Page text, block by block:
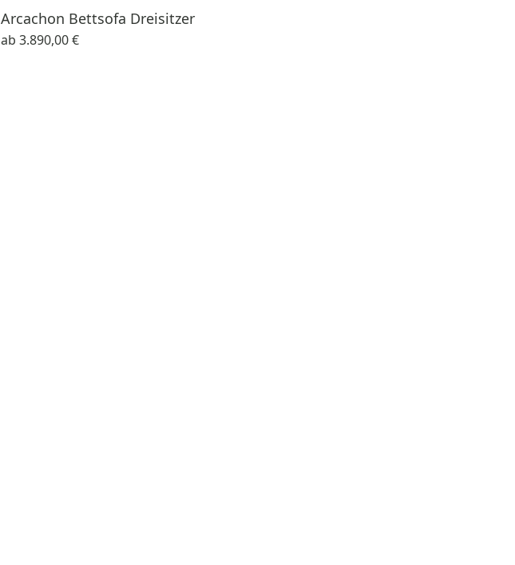
Arcachon Bettsofa Dreisitzer
ab 3.890,00 €